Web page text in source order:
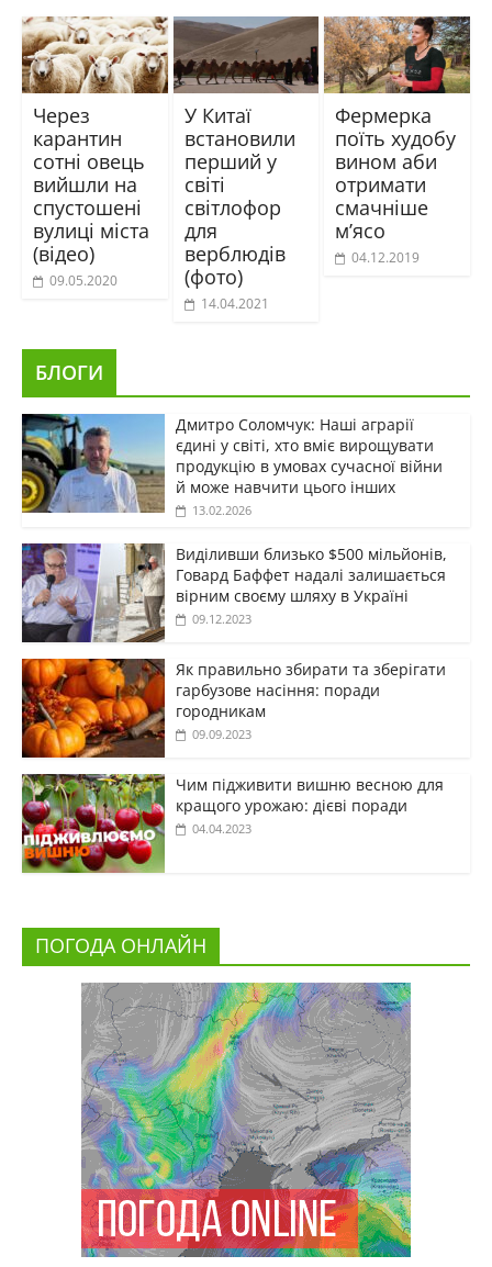
Через
карантин
сотні овець
вийшли на
спустошені
вулиці міста
(відео)
09.05.2020
У Китаї
встановили
перший у
світі
світлофор
для
верблюдів
(фото)
14.04.2021
Фермерка
поїть худобу
вином аби
отримати
смачніше
м’ясо
04.12.2019
БЛОГИ
Дмитро Соломчук: Наші аграрії
єдині у світі, хто вміє вирощувати
продукцію в умовах сучасної війни
й може навчити цього інших
13.02.2026
Виділивши близько $500 мільйонів,
Говард Баффет надалі залишається
вірним своєму шляху в Україні
09.12.2023
Як правильно збирати та зберігати
гарбузове насіння: поради
городникам
09.09.2023
Чим підживити вишню весною для
кращого урожаю: дієві поради
04.04.2023
ПОГОДА ОНЛАЙН